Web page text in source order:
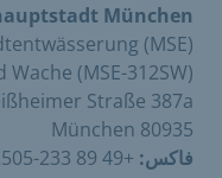
München
(MSE)
(MSE-312SW)
Straße 387a
80935 München
فاكس: +49 89 233-62505